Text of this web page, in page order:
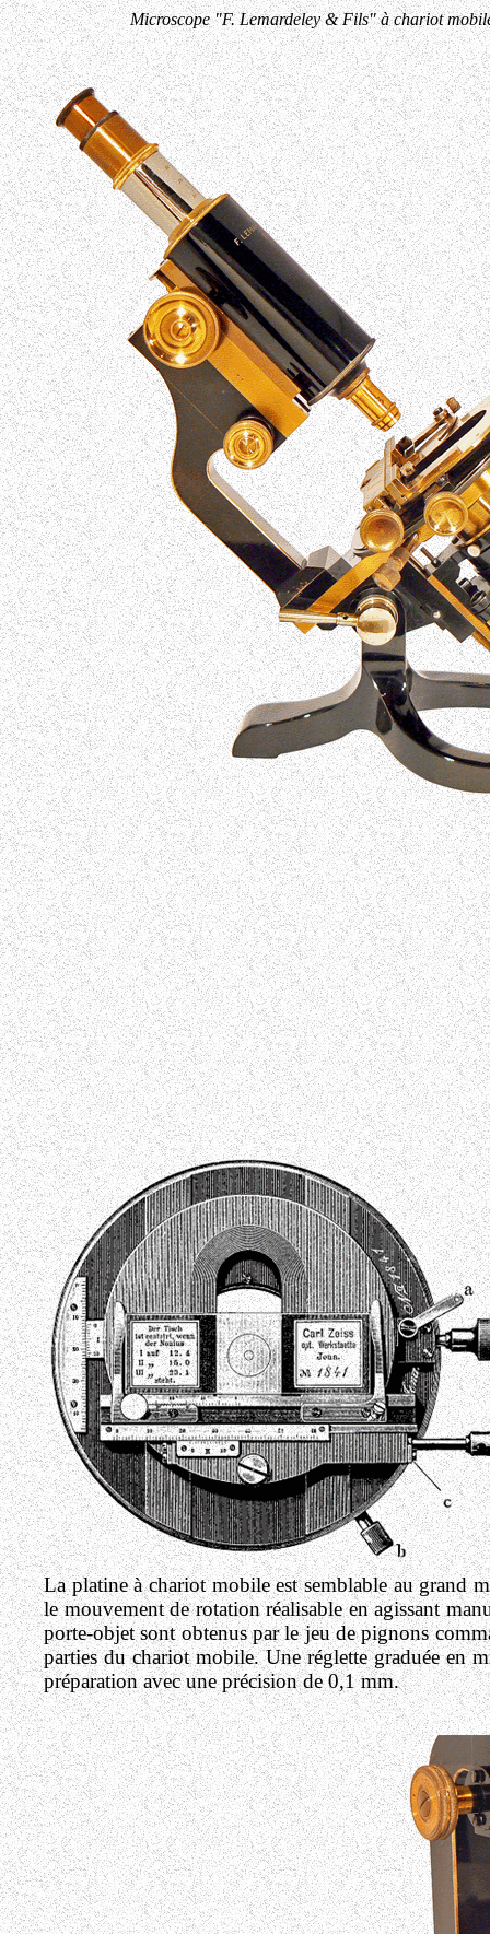
Microscope "F. Lemardeley & Fils" à chariot
La platine à chariot mobile est semblable au grand
le mouvement de rotation réalisable en agissant
porte-objet sont obtenus par le jeu de pignons
parties du chariot mobile. Une réglette graduée en
préparation avec une précision de 0,1 mm.